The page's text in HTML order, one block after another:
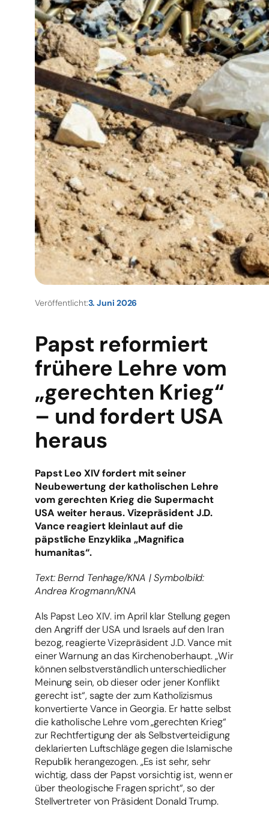
Veröffentlicht:3. Juni 2026
Papst reformiert
frühere Lehre vom
„gerechten Krieg“
– und fordert USA
heraus
Papst Leo XIV fordert mit seiner
Neubewertung der katholischen Lehre
vom gerechten Krieg die Supermacht
USA weiter heraus. Vizepräsident J.D.
Vance reagiert kleinlaut auf die
päpstliche Enzyklika „Magnifica
humanitas“.
Text: Bernd Tenhage/KNA | Symbolbild:
Andrea Krogmann/KNA
Als Papst Leo XIV. im April klar Stellung gegen
den Angriff der USA und Israels auf den Iran
bezog, reagierte Vizepräsident J.D. Vance mit
einer Warnung an das Kirchenoberhaupt. „Wir
können selbstverständlich unterschiedlicher
Meinung sein, ob dieser oder jener Konflikt
gerecht ist“, sagte der zum Katholizismus
konvertierte Vance in Georgia. Er hatte selbst
die katholische Lehre vom „gerechten Krieg“
zur Rechtfertigung der als Selbstverteidigung
deklarierten Luftschläge gegen die Islamische
Republik herangezogen. „Es ist sehr, sehr
wichtig, dass der Papst vorsichtig ist, wenn er
über theologische Fragen spricht“, so der
Stellvertreter von Präsident Donald Trump.